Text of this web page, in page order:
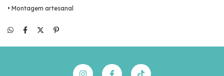
• Montagem artesanal